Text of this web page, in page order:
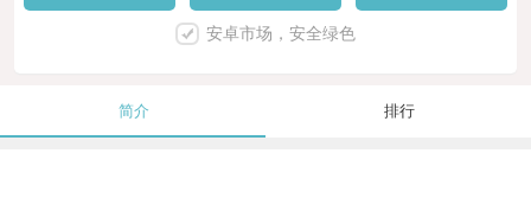
安卓市场，安全绿色
简介 排行